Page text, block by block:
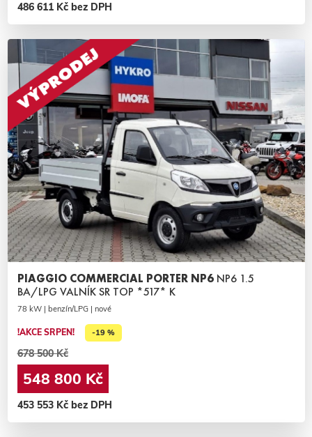
486 611 Kč bez DPH
PIAGGIO COMMERCIAL PORTER NP6 NP6 1.5
BA/LPG VALNÍK SR TOP *517* K
78 kW | benzín/LPG | nové
!AKCE SRPEN! -19 %
678 500 Kč
548 800 Kč
453 553 Kč bez DPH